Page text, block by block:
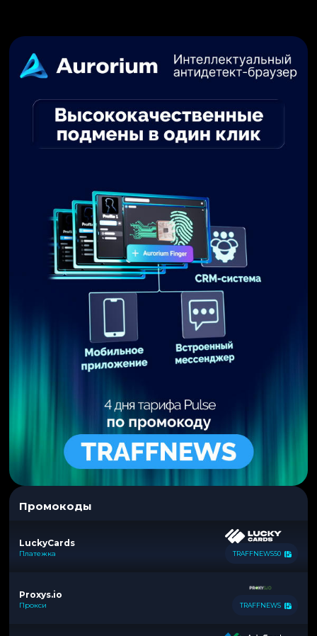
Промокоды
LuckyCards
Платежка TRAFFNEWS50
Proxys.io
Прокси TRAFFNEWS